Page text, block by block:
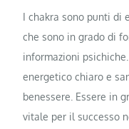
I chakra sono punti di
che sono in grado di
informazioni
energetico chiaro e
benessere. Essere in
vitale per il successo